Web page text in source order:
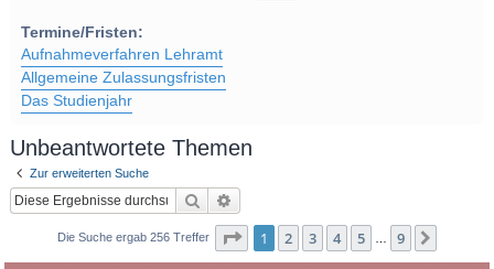
Termine/Fristen:
Aufnahmeverfahren Lehramt
Allgemeine Zulassungsfristen
Das Studienjahr
Unbeantwortete Themen
Zur erweiterten Suche
Suche
Die Suche ergab 256 Treffer Seite 1von
1 2 3 4 5 9